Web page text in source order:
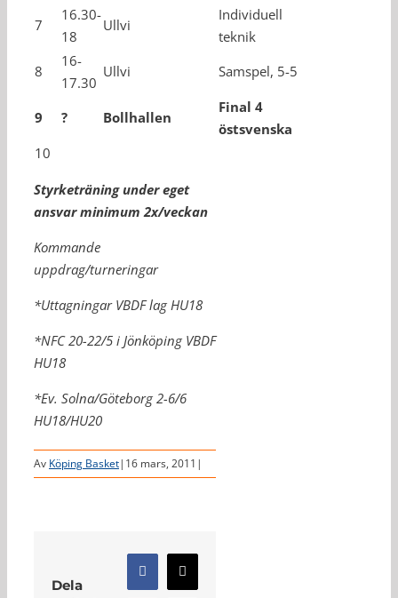
7
16.30-
18
Ullvi
Individuell
teknik
8
16-
17.30
Ullvi Samspel, 5-5
9 ? Bollhallen
Final 4
östsvenska
10
Styrketräning under eget
ansvar minimum 2x/veckan
Kommande
uppdrag/turneringar
*Uttagningar VBDF lag HU18
*NFC 20-22/5 i Jönköping VBDF
HU18
*Ev. Solna/Göteborg 2-6/6
HU18/HU20
Av Köping Basket| 16 mars, 2011 |
Dela
Facebook
X